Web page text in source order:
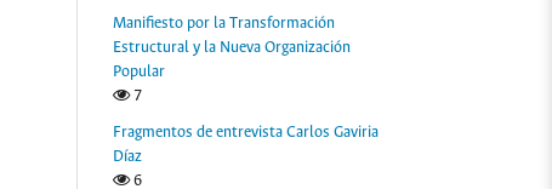
Manifiesto por la Transformación
Estructural y la Nueva Organización
Popular
7
Fragmentos de entrevista Carlos Gaviria
Díaz
6